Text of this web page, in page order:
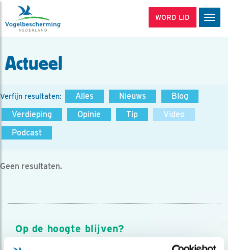
WORD LID
Actueel
Verfijn resultaten: Alles Nieuws
Blog
Verdieping
Opinie Tip
Video
Podcast
Geen resultaten.
Op de hoogte blijven?
Meld je aan en ontvang nieuws, inspiratie, acties en tips